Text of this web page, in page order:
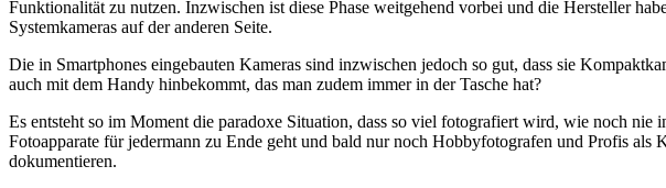
Funktionalität zu nutzen. Inzwischen ist diese Phase weitgehend vorbei und die Hersteller
Systemkameras auf der anderen Seite.
Die in Smartphones eingebauten Kameras sind inzwischen jedoch so gut, dass sie
auch mit dem Handy hinbekommt, das man zudem immer in der Tasche hat?
Es entsteht so im Moment die paradoxe Situation, dass so viel fotografiert wird, wie noch
Fotoapparate für jedermann zu Ende geht und bald nur noch Hobbyfotografen und Profis
dokumentieren.